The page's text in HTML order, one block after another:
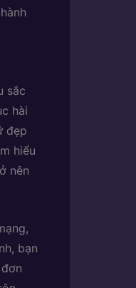
sắc
hài
đẹp
hiểu
nên
bạn